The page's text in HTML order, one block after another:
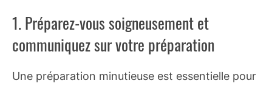
1. Préparez-vous soigneusement et
communiquez sur votre préparation
Une préparation minutieuse est essentielle pour